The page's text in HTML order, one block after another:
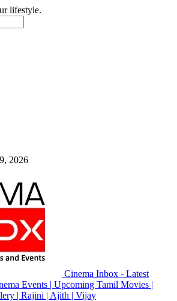
lifestyle.
2026
Cinema Inbox - Latest
Events | Upcoming Tamil Movies |
| Rajini | Ajith | Vijay